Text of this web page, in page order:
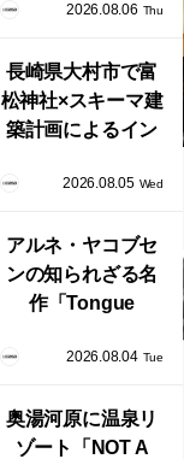
まい「ふわりと浮
い」
2026.08.06 Thu
長崎県大村市で富
松神社×スキーマ建
築計画によるイン
「循環する竹風
2026.08.05 Wed
アルネ・ヤコブセ
ンの知られざる名
作「Tongue
FRITZ HANSENか
本で発売開始！
2026.08.04 Tue
奥湯河原に温泉リ
ゾート「NOT A